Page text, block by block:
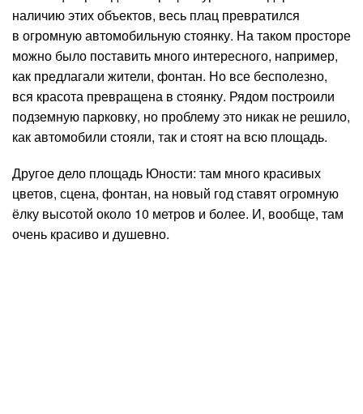
наличию этих объектов, весь плац превратился
в огромную автомобильную стоянку. На таком просторе
можно было поставить много интересного, например,
как предлагали жители, фонтан. Но все бесполезно,
вся красота превращена в стоянку. Рядом построили
подземную парковку, но проблему это никак не решило,
как автомобили стояли, так и стоят на всю площадь.
Другое дело площадь Юности: там много красивых
цветов, сцена, фонтан, на новый год ставят огромную
ёлку высотой около 10 метров и более. И, вообще, там
очень красиво и душевно.